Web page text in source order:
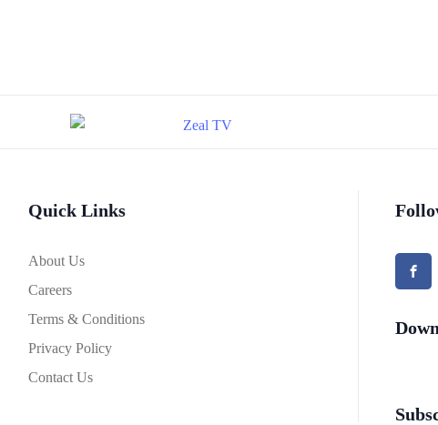
Quick Links
About Us
Careers
Terms & Conditions
Privacy Policy
Contact Us